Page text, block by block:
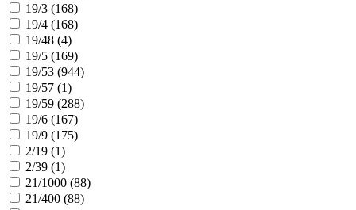
19/3 (168)
19/4 (168)
19/48 (4)
19/5 (169)
19/53 (944)
19/57 (1)
19/59 (288)
19/6 (167)
19/9 (175)
2/19 (1)
2/39 (1)
21/1000 (88)
21/400 (88)